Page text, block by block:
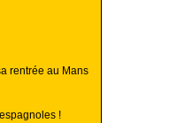
rentrée au Mans
!